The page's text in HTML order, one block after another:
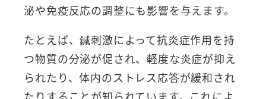
泌や免疫反応の調整にも影響を与えます。
たとえば、鍼刺激によって抗炎症作用を持
つ物質の分泌が促され、軽度な炎症が抑え
られたり、体内のストレス応答が緩和され